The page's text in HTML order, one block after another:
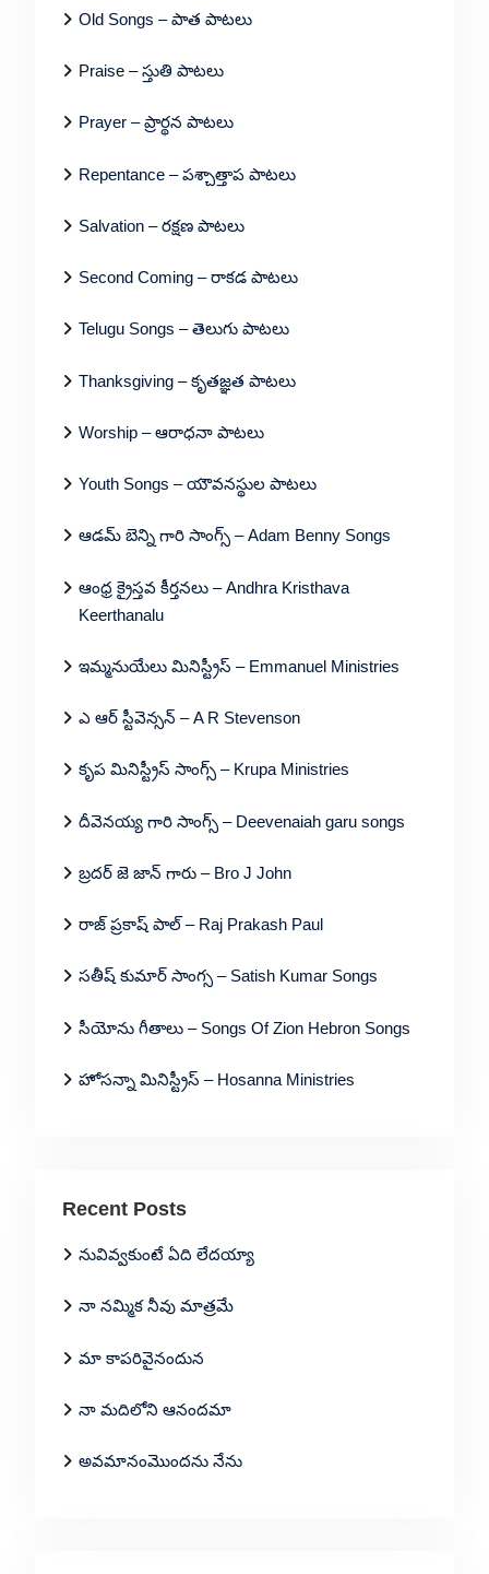
Old Songs – పాత పాటలు
Praise – స్తుతి పాటలు
Prayer – ప్రార్థన పాటలు
Repentance – పశ్చాత్తాప పాటలు
Salvation – రక్షణ పాటలు
Second Coming – రాకడ పాటలు
Telugu Songs – తెలుగు పాటలు
Thanksgiving – కృతజ్ఞత పాటలు
Worship – ఆరాధనా పాటలు
Youth Songs – యౌవనస్థుల పాటలు
ఆడమ్ బెన్ని గారి సాంగ్స్ – Adam Benny Songs
ఆంధ్ర క్రైస్తవ కీర్తనలు – Andhra Kristhava
Keerthanalu
ఇమ్మనుయేలు మినిస్ట్రీస్ – Emmanuel Ministries
ఎ ఆర్ స్టీవెన్సన్ – A R Stevenson
కృప మినిస్ట్రీస్ సాంగ్స్ – Krupa Ministries
దీవెనయ్య గారి సాంగ్స్ – Deevenaiah garu songs
బ్రదర్ జె జాన్ గారు – Bro J John
రాజ్ ప్రకాష్ పాల్ – Raj Prakash Paul
సతీష్ కుమార్ సాంగ్స – Satish Kumar Songs
సీయోను గీతాలు – Songs Of Zion Hebron Songs
హోసన్నా మినిస్ట్రీస్ – Hosanna Ministries
Recent Posts
నువివ్వకుంటే ఏది లేదయ్యా
నా నమ్మిక నీవు మాత్రమే
మా కాపరివైనందున
నా మదిలోని ఆనందమా
అవమానంమొందను నేను